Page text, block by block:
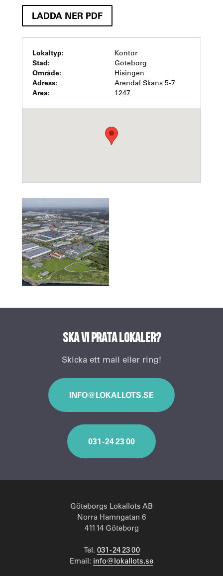
LADDA NER PDF
Lokaltyp: Kontor
Stad: Göteborg
Område: Hisingen
Adress: Arendal Skans 5-7
Area: 1247
Ska vi prata lokaler?
Skicka ett mail eller ring!
INFO@LOKALLOTS.SE
031 - 24 23 00
Göteborgs Lokallots AB
Norra Hamngatan 6
411 14 Göteborg
Tel. 031 - 24 23 00
Email: info@lokallots.se